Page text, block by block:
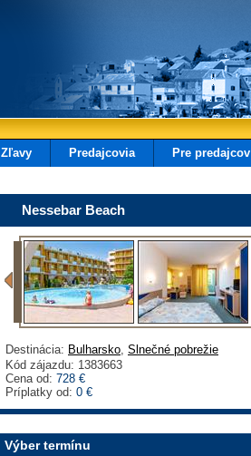
Zľavy Predajcovia Pre predajcov
Nessebar Beach
Destinácia: Bulharsko, Slnečné pobrežie
Kód zájazdu: 1383663
Cena od: 728 €
Príplatky od: 0 €
Výber termínu